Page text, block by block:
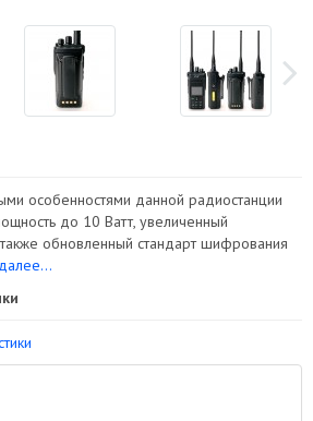
особенностями данной радиостанции
до 10 Ватт, увеличенный
обновленный стандарт шифрования